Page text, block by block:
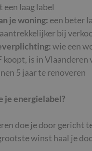
een laag label
je woning: een beter
bij
wie een
koopt, is in
5 jaar te renoveren
je energielabel?
doe je door gericht
winst haal je